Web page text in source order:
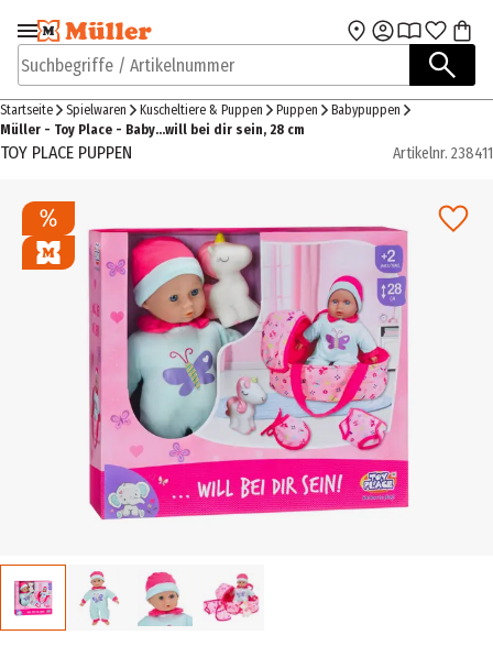
Zur Navigation
springen
Zum Hauptinhalt
Suchbegriffe / Artikelnummer
Startseite Spielwaren Kuscheltiere & Puppen Puppen
Babypuppen
Müller - Toy Place - Baby…will bei dir sein, 28 cm
TOY PLACE PUPPEN Artikelnr. 238411